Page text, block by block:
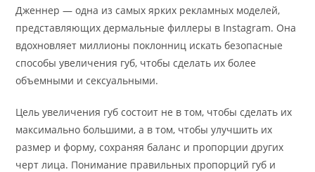
Дженнер — одна из самых ярких рекламных моделей,
представляющих дермальные филлеры в Instagram. Она
вдохновляет миллионы поклонниц искать безопасные
способы увеличения губ, чтобы сделать их более
объемными и сексуальными.
Цель увеличения губ состоит не в том, чтобы сделать их
максимально большими, а в том, чтобы улучшить их
размер и форму, сохраняя баланс и пропорции других
черт лица. Понимание правильных пропорций губ и